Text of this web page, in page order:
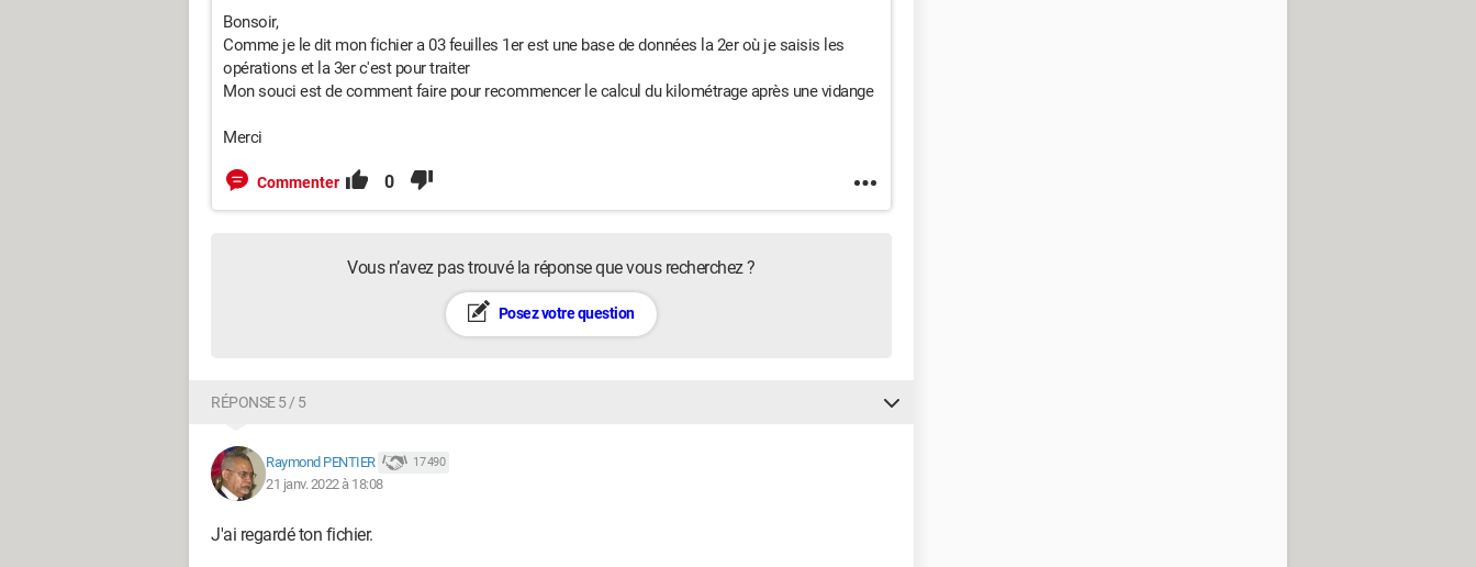
Bonsoir,
Comme je le dit mon fichier a 03 feuilles 1er est une base de données la 2er où je saisis les
opérations et la 3er c'est pour traiter
Mon souci est de comment faire pour recommencer le calcul du kilométrage après une vidange
Merci
Commenter 0
Vous n’avez pas trouvé la réponse que vous recherchez ?
Posez votre question
RÉPONSE 5 / 5
Raymond PENTIER 17 490
21 janv. 2022 à 18:08
J'ai regardé ton fichier.